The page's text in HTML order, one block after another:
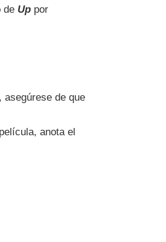
de Up por
asegúrese de que
anota el